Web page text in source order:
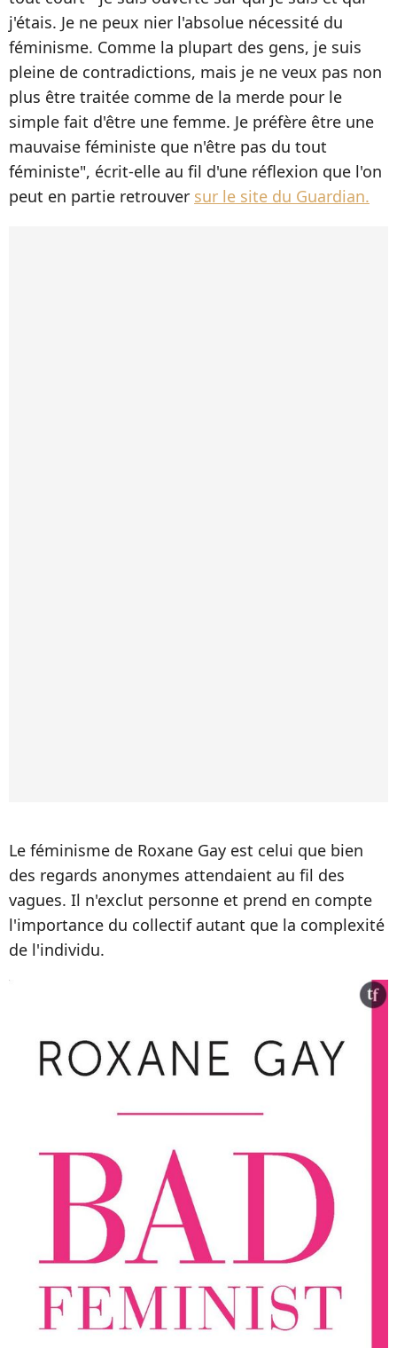
j'étais. Je ne peux nier l'absolue nécessité du
féminisme. Comme la plupart des gens, je suis
pleine de contradictions, mais je ne veux pas non
plus être traitée comme de la merde pour le
simple fait d'être une femme. Je préfère être une
mauvaise féministe que n'être pas du tout
féministe", écrit-elle au fil d'une réflexion que l'on
peut en partie retrouver sur le site du Guardian.
Le féminisme de Roxane Gay est celui que bien
des regards anonymes attendaient au fil des
vagues. Il n'exclut personne et prend en compte
l'importance du collectif autant que la complexité
de l'individu.